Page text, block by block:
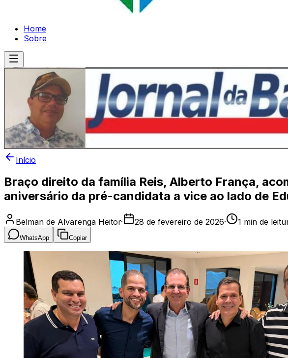
Home
Sobre
Início
Braço direito da família Reis, Alberto França,
aniversário da pré-candidata a vice ao lado de
Belman de Alvarenga Heitor· 28 de fevereiro de 2026· 1 min de
WhatsApp Copiar